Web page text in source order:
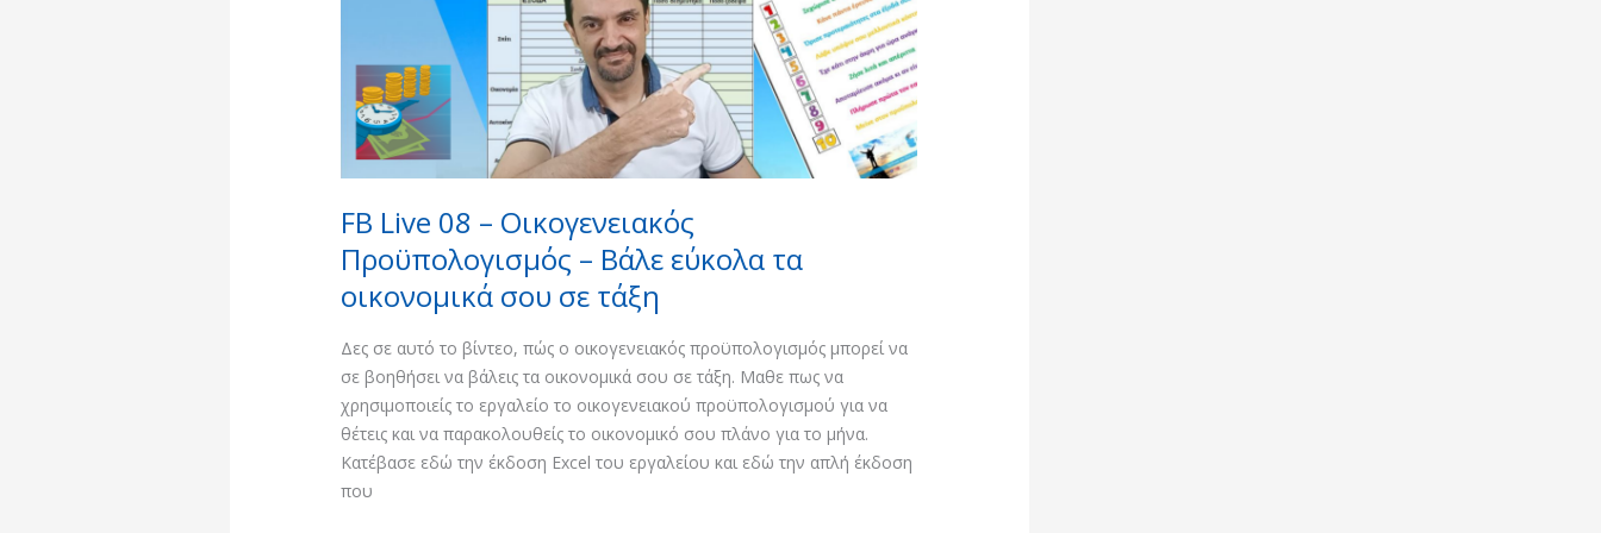
FB Live 08 – Οικογενειακός
Προϋπολογισμός – Βάλε εύκολα τα
οικονομικά σου σε τάξη
Δες σε αυτό το βίντεο, πώς ο οικογενειακός προϋπολογισμός μπορεί να
σε βοηθήσει να βάλεις τα οικονομικά σου σε τάξη. Μαθε πως να
χρησιμοποιείς το εργαλείο το οικογενειακού προϋπολογισμού για να
θέτεις και να παρακολουθείς το οικονομικό σου πλάνο για το μήνα.
Κατέβασε εδώ την έκδοση Excel του εργαλείου και εδώ την απλή έκδοση
που
Προϋπολογισμός
Βάλε
εύκολα
τα
οικονομικά
σου
σε
τάξη